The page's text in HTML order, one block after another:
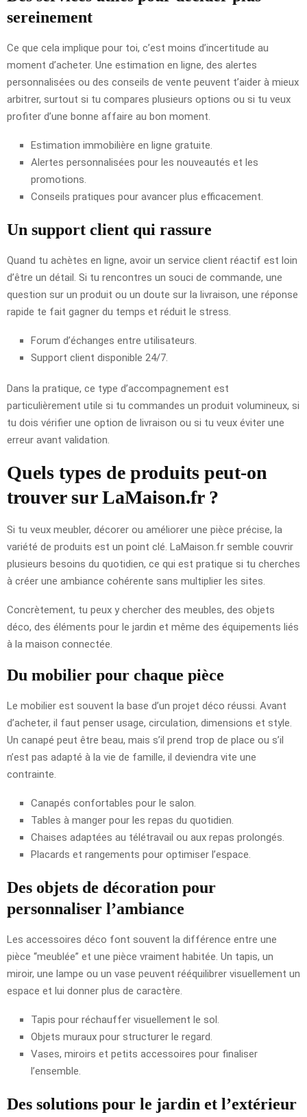
sereinement
Ce que cela implique pour toi, c’est moins d’incertitude au
moment d’acheter. Une estimation en ligne, des alertes
personnalisées ou des conseils de vente peuvent t’aider à mieux
arbitrer, surtout si tu compares plusieurs options ou si tu veux
profiter d’une bonne affaire au bon moment.
Estimation immobilière en ligne gratuite.
Alertes personnalisées pour les nouveautés et les
promotions.
Conseils pratiques pour avancer plus efficacement.
Un support client qui rassure
Quand tu achètes en ligne, avoir un service client réactif est loin
d’être un détail. Si tu rencontres un souci de commande, une
question sur un produit ou un doute sur la livraison, une réponse
rapide te fait gagner du temps et réduit le stress.
Forum d’échanges entre utilisateurs.
Support client disponible 24/7.
Dans la pratique, ce type d’accompagnement est
particulièrement utile si tu commandes un produit volumineux, si
tu dois vérifier une option de livraison ou si tu veux éviter une
erreur avant validation.
Quels types de produits peut-on
trouver sur LaMaison.fr ?
Si tu veux meubler, décorer ou améliorer une pièce précise, la
variété de produits est un point clé. LaMaison.fr semble couvrir
plusieurs besoins du quotidien, ce qui est pratique si tu cherches
à créer une ambiance cohérente sans multiplier les sites.
Concrètement, tu peux y chercher des meubles, des objets
déco, des éléments pour le jardin et même des équipements liés
à la maison connectée.
Du mobilier pour chaque pièce
Le mobilier est souvent la base d’un projet déco réussi. Avant
d’acheter, il faut penser usage, circulation, dimensions et style.
Un canapé peut être beau, mais s’il prend trop de place ou s’il
n’est pas adapté à la vie de famille, il deviendra vite une
contrainte.
Canapés confortables pour le salon.
Tables à manger pour les repas du quotidien.
Chaises adaptées au télétravail ou aux repas prolongés.
Placards et rangements pour optimiser l’espace.
Des objets de décoration pour
personnaliser l’ambiance
Les accessoires déco font souvent la différence entre une
pièce “meublée” et une pièce vraiment habitée. Un tapis, un
miroir, une lampe ou un vase peuvent rééquilibrer visuellement un
espace et lui donner plus de caractère.
Tapis pour réchauffer visuellement le sol.
Objets muraux pour structurer le regard.
Vases, miroirs et petits accessoires pour finaliser
l’ensemble.
Des solutions pour le jardin et l’extérieur